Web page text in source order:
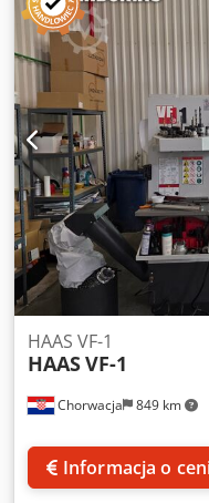
napędu wrzeciona
SK 50 Liczba narzędzi
ok. 7,5 t Codpfjwvl Aiox
3,5 x 2,47 x 2,98 m
detali! Uszkodzenie
wiórów - Zmieniacz
Zewnętrzne pokrętło
chłodziwa - Filtr
Chorwacja 849 km
HAAS VF-1
HAASVF-1
Informacja o